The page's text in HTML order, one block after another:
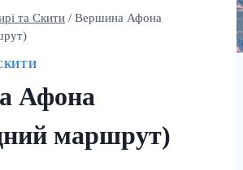
та Скити / Вершина Афона
Афона
маршрут)